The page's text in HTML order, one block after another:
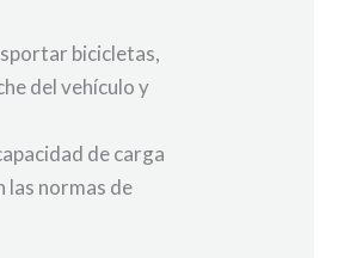
bicicletas,
del vehículo y
de carga
las normas de